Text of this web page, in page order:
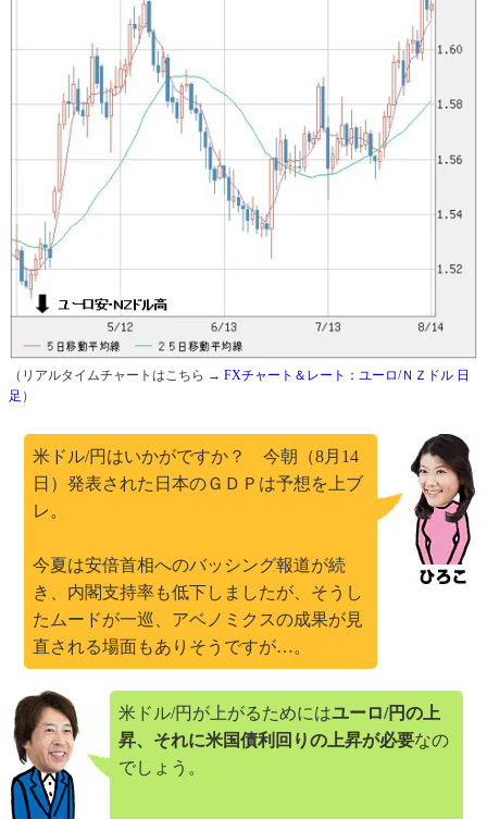
（リアルタイムチャートはこちら → FXチャート＆レート：ユーロ/ＮＺドル 日
足 ）
米ドル/円はいかがですか？ 今朝（8月14
日）発表された日本のＧＤＰは予想を上ブ
レ。
今夏は安倍首相へのバッシング報道が続
き、内閣支持率も低下しましたが、そうし
たムードが一巡、アベノミクスの成果が見
直される場面もありそうですが…。
米ドル/円が上がるためにはユーロ/円の上
昇、それに米国債利回りの上昇が必要なの
でしょう。